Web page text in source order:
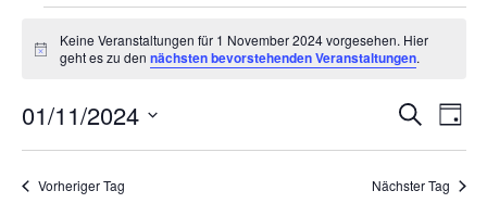
Veranstaltungen
für
November
2024
Hinweis
Keine Veranstaltungen für 1 November 2024 vorgesehen. Hier
geht es zu dennächsten bevorstehenden Veranstaltungen.
Suche
SucheTag
01/11/2024
Vorheriger Tag Nächster Tag